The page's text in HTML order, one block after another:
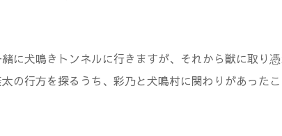
緒に犬鳴きトンネルに行きますが、それから獣に取り
の行方を探るうち、彩乃と犬鳴村に関わりがあった